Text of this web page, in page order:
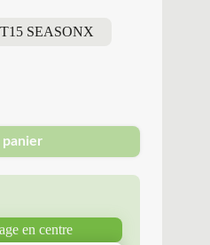
T15 SEASONX
en centre